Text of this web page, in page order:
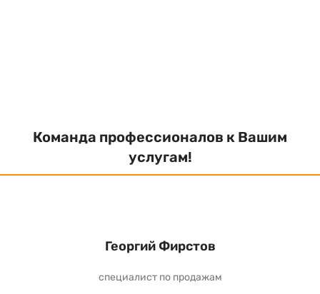
Команда профессионалов к Вашим
услугам!
Георгий Фирстов
специалист по продажам